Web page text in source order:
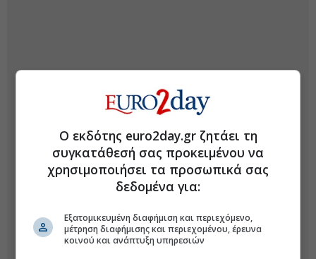
Ο εκδότης euro2day.gr ζητάει τη
συγκατάθεσή σας προκειμένου να
χρησιμοποιήσει τα προσωπικά σας
δεδομένα για:
Εξατομικευμένη διαφήμιση και περιεχόμενο,
μέτρηση διαφήμισης και περιεχομένου, έρευνα
κοινού και ανάπτυξη υπηρεσιών